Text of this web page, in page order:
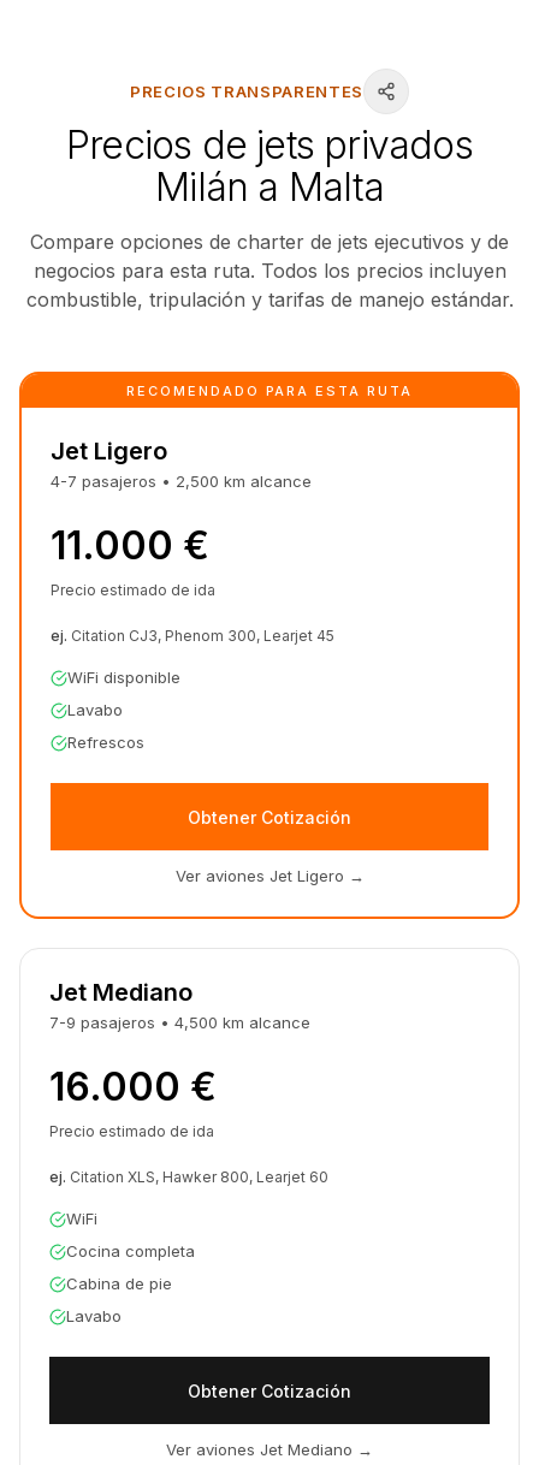
PRECIOS TRANSPARENTES
Precios de jets privados
Milán a Malta
Compare opciones de charter de jets ejecutivos y de
negocios para esta ruta. Todos los precios incluyen
combustible, tripulación y tarifas de manejo estándar.
RECOMENDADO PARA ESTA RUTA
Jet Ligero
4-7 pasajeros • 2,500 km alcance
11.000 €
Precio estimado de ida
ej. Citation CJ3, Phenom 300, Learjet 45
WiFi disponible
Lavabo
Refrescos
Obtener Cotización
Ver aviones Jet Ligero →
Jet Mediano
7-9 pasajeros • 4,500 km alcance
16.000 €
Precio estimado de ida
ej. Citation XLS, Hawker 800, Learjet 60
WiFi
Cocina completa
Cabina de pie
Lavabo
Obtener Cotización
Ver aviones Jet Mediano →